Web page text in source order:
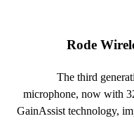
Rode
The third
microphone, now with
GainAssist technology,